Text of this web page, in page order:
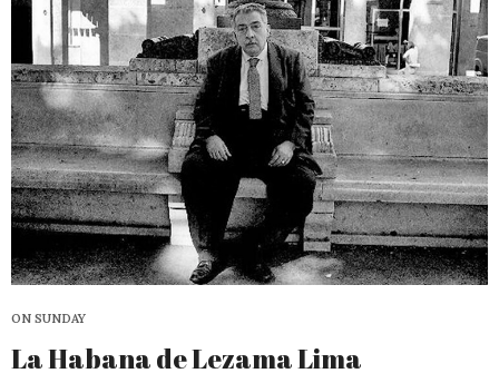
ON SUNDAY
La Habana de Lezama Lima